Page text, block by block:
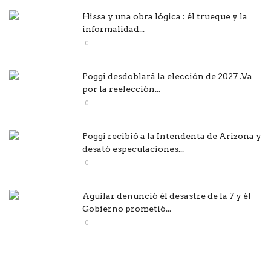
Hissa y una obra lógica : él trueque y la
informalidad...
0
Poggi desdoblará la elección de 2027 .Va
por la reelección...
0
Poggi recibió a la Intendenta de Arizona y
desató especulaciones...
0
Aguilar denunció él desastre de la 7 y él
Gobierno prometió...
0